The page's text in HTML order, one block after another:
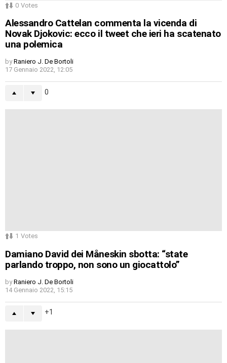
0 Votes
Alessandro Cattelan commenta la vicenda di
Novak Djokovic: ecco il tweet che ieri ha scatenato
una polemica
by Raniero J. De Bortoli
17 Gennaio 2022, 12:05
0
1 Votes
Damiano David dei Måneskin sbotta: “state
parlando troppo, non sono un giocattolo”
by Raniero J. De Bortoli
14 Gennaio 2022, 15:15
1